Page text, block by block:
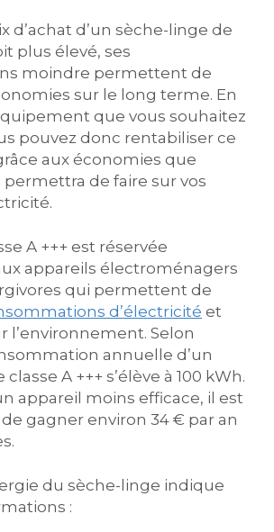
d’achat d’un sèche-linge de
plus élevé, ses
moindre permettent de
sur le long terme. En
que vous souhaitez
pouvez donc rentabiliser ce
aux économies que
permettra de faire sur vos
A +++ est réservée
appareils électroménagers
qui permettent de
d’électricité et
l’environnement. Selon
annuelle d’un
A +++ s’élève à 100 kWh.
appareil moins efficace, il est
gagner environ 34 € par an
du sèche-linge indique
: